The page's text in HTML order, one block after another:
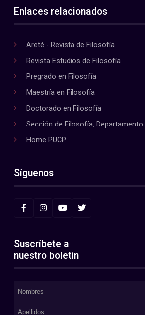
Enlaces relacionados
Areté - Revista de Filosofía
Revista Estudios de Filosofía
Pregrado en Filosofía
Maestría en Filosofía
Doctorado en Filosofía
Sección de Filosofía, Departamento
Home PUCP
Síguenos
Suscríbete a
nuestro boletín